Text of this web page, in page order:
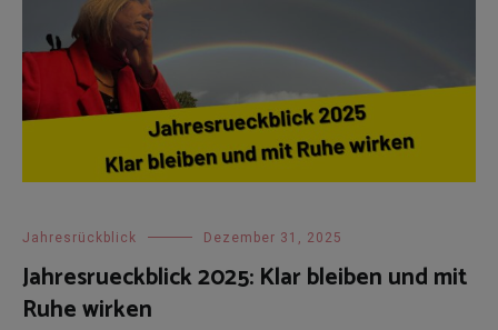
Jahresrückblick Dezember 31, 2025
Jahresrueckblick 2025: Klar bleiben und mit
Ruhe wirken